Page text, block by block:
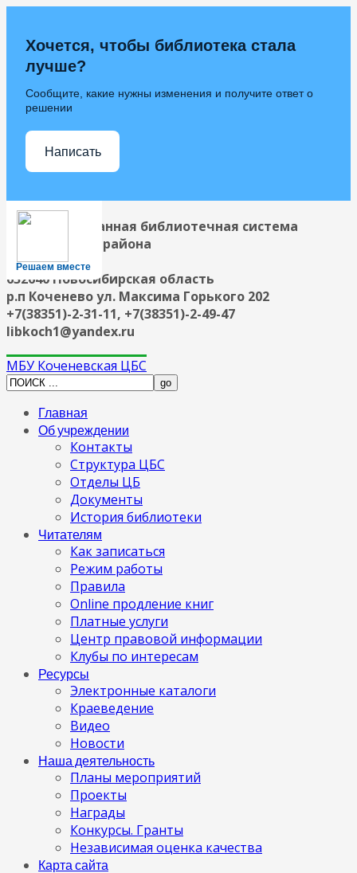
Решаем вместе
Хочется, чтобы библиотека стала
лучше?
Сообщите, какие нужны изменения и получите ответ о
решении
Написать
Централизованная библиотечная система
Коченевского района
632640 Новосибирская область
р.п Коченево ул. Максима Горького 202
+7(38351)-2-31-11, +7(38351)-2-49-47
libkoch1@yandex.ru
МБУ Коченевская ЦБС
Главная
Об учреждении
Контакты
Структура ЦБС
Отделы ЦБ
Документы
История библиотеки
Читателям
Как записаться
Режим работы
Правила
Online продление книг
Платные услуги
Центр правовой информации
Клубы по интересам
Ресурсы
Электронные каталоги
Краеведение
Видео
Новости
Наша деятельность
Планы мероприятий
Проекты
Награды
Конкурсы. Гранты
Независимая оценка качества
Карта сайта